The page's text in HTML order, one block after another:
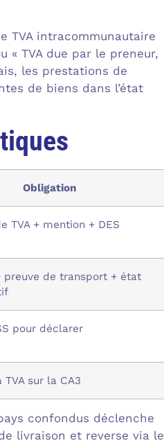
TVA intracommunautaire
« TVA due par le preneur,
les prestations de
de biens dans l’état
Obligation
TVA + mention + DES
preuve de transport + état
pour déclarer
sur la CA3
confondus déclenche
livraison et reverse via le